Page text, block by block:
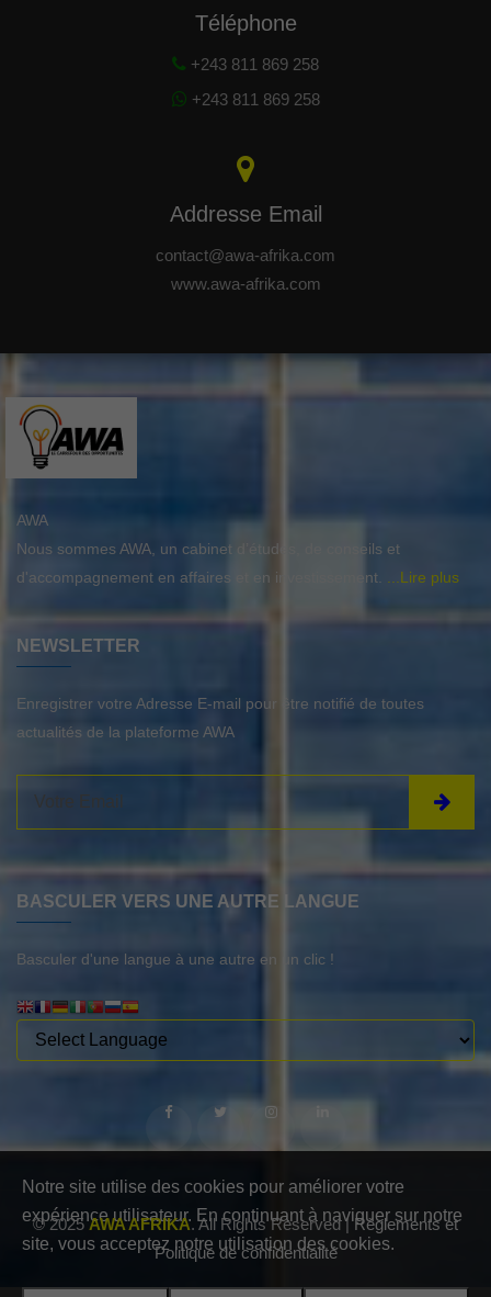
Notre site utilise des cookies pour améliorer votre
expérience utilisateur. En continuant à naviguer sur notre
site, vous acceptez notre utilisation des cookies.
Téléphone
+243 811 869 258
+243 811 869 258
Addresse Email
contact@awa-afrika.com
www.awa-afrika.com
AWA
Nous sommes AWA, un cabinet d’études, de conseils et
d'accompagnement en affaires et en investissement.
...Lire plus
NEWSLETTER
Enregistrer votre Adresse E-mail pour être notifié de toutes
actualités de la plateforme AWA
BASCULER VERS UNE AUTRE LANGUE
Basculer d'une langue à une autre en un clic !
© 2025AWA AFRIKA. All Rights Reserved |Règlements et
Politique de confidentialité